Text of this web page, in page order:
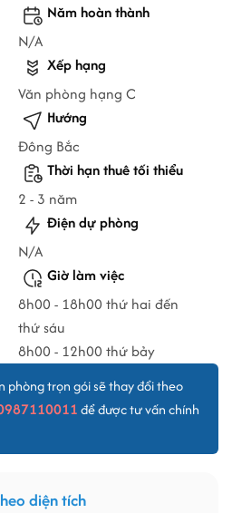
Năm hoàn thành
N/A
Xếp hạng
Văn phòng hạng C
Hướng
Đông Bắc
Thời hạn thuê tối thiểu
2 - 3 năm
Điện dự phòng
N/A
Giờ làm việc
8h00 - 18h00 thứ hai đến
thứ sáu
8h00 - 12h00 thứ bảy
phòng trọn gói sẽ thay đổi theo
để được tư vấn chính
diện tích